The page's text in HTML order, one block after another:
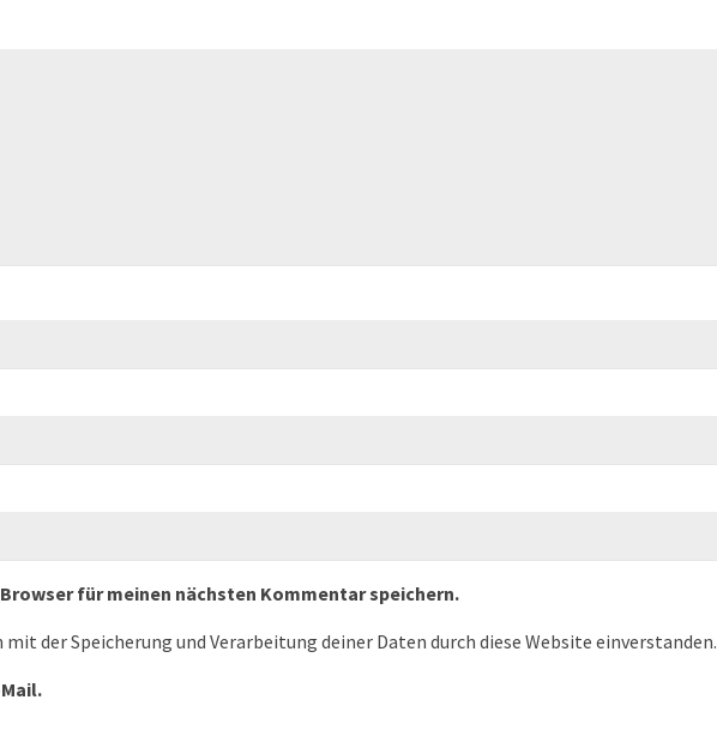
für meinen nächsten Kommentar speichern.
der Speicherung und Verarbeitung deiner Daten durch diese Website einverstanden.